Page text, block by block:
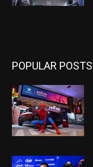
POPULAR POSTS